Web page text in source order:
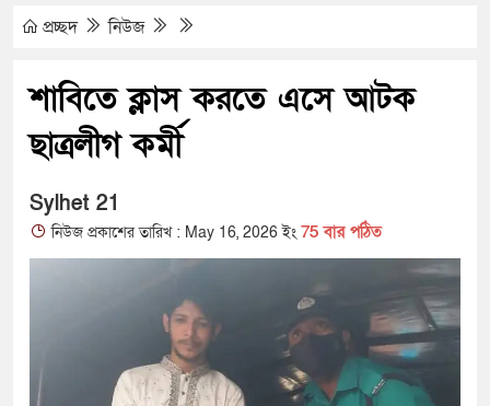
প্রচ্ছদ নিউজ
শাবিতে ক্লাস করতে এসে আটক
ছাত্রলীগ কর্মী
Sylhet 21
নিউজ প্রকাশের তারিখ : May 16, 2026 ইং 75 বার পঠিত